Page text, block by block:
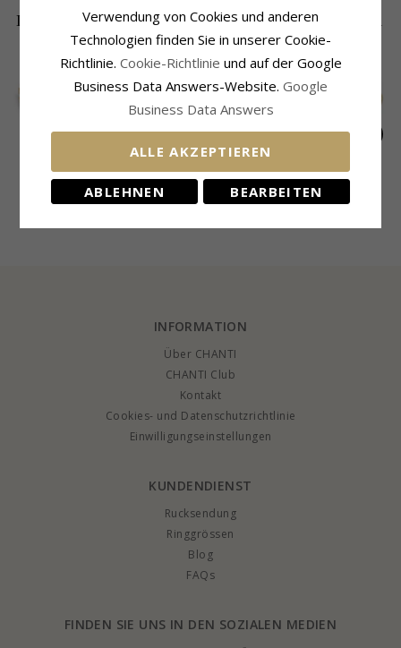
DIE BELIEBTESTEN PRODUKTE IN DER
KATEGORIE
12 mm Marguerite
Ohrstecker in
Sterlingsilber - Marie
CHANTI Preis 47,-
Wasserfester Blumen
Edelstahl - OCEANA
EXTRA
Blumen Ohrringe in
vergoldetem
CHANTI Preis
INFORMATION
Über CHANTI
CHANTI Club
Kontakt
Cookies- und Datenschutzrichtlinie
Einwilligungseinstellungen
KUNDENDIENST
Rucksendung
Ringgrössen
Blog
FAQs
FINDEN SIE UNS IN DEN SOZIALEN MEDIEN
Verwendung von Cookies und anderen
Technologien finden Sie in unserer Cookie-
Richtlinie. Cookie-Richtlinie und auf der Google
Business Data Answers-Website. Google
Business Data Answers
ALLE AKZEPTIEREN
ABLEHNEN BEARBEITEN